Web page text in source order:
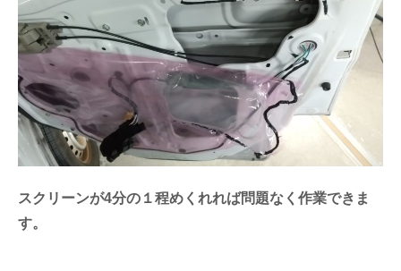
スクリーンが4分の１程めくれれば問題なく作業できま
す。